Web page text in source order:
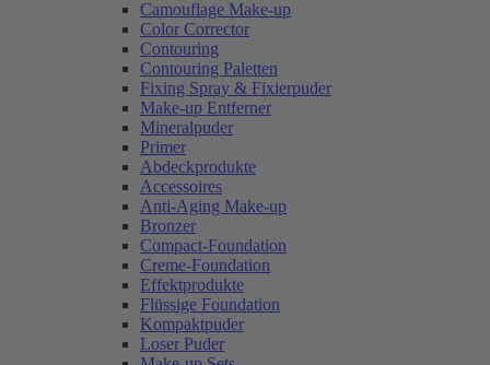
Camouflage Make-up
Color Corrector
Contouring
Contouring Paletten
Fixing Spray & Fixierpuder
Make-up Entferner
Mineralpuder
Primer
Abdeckprodukte
Accessoires
Anti-Aging Make-up
Bronzer
Compact-Foundation
Creme-Foundation
Effektprodukte
Flüssige Foundation
Kompaktpuder
Loser Puder